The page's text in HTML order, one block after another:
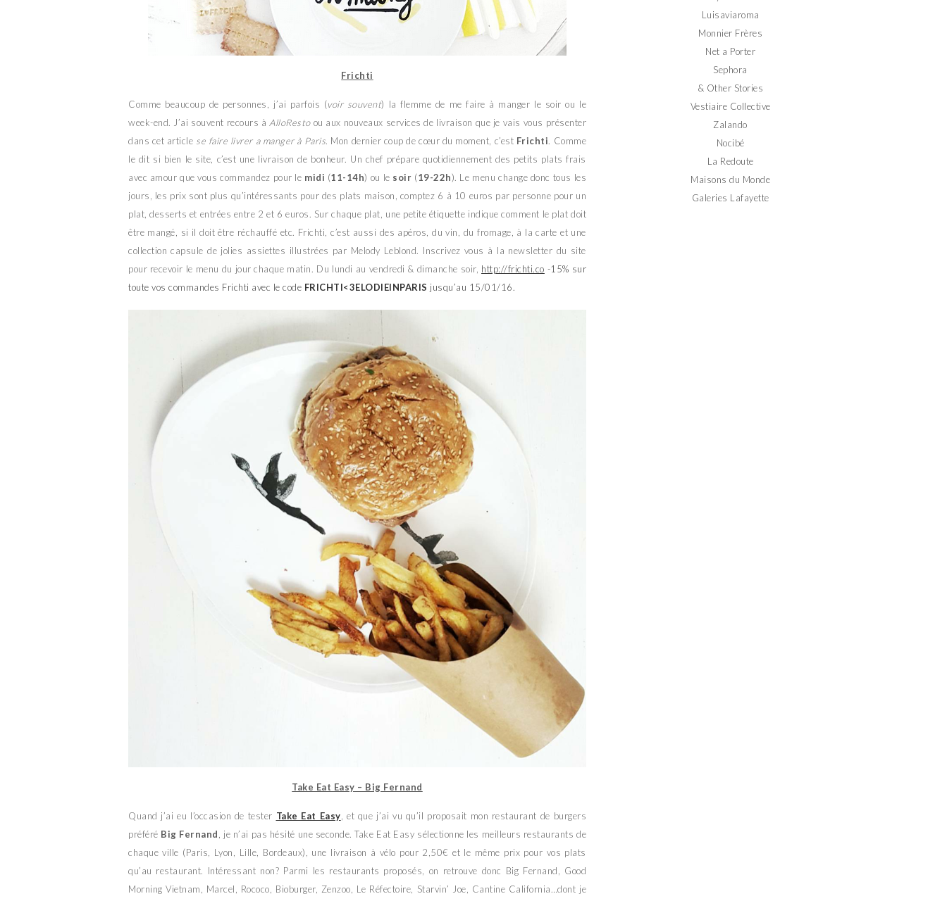
Frichti
Comme beaucoup de personnes, j’ai parfois (voir souvent) la flemme de me faire à manger le soir ou le
week-end. J’ai souvent recours à AlloRestoou aux nouveaux services de livraison que je vais vous présenter
dans cet article se faire livrer a manger à Paris. Mon dernier coup de cœur du moment, c’est Frichti. Comme
le dit si bien le site, c’est une livraison de bonheur. Un chef prépare quotidiennement des petits plats frais
avec amour que vous commandez pour le midi (11-14h) ou le soir (19-22h). Le menu change donc tous les
jours, les prix sont plus qu’intéressants pour des plats maison, comptez 6 à 10 euros par personne pour un
plat, desserts et entrées entre 2 et 6 euros. Sur chaque plat, une petite étiquette indique comment le plat doit
être mangé, si il doit être réchauffé etc. Frichti, c’est aussi des apéros, du vin, du fromage, à la carte et une
collection capsule de jolies assiettes illustrées par Melody Leblond. Inscrivez vous à la newsletter du site
pour recevoir le menu du jour chaque matin. Du lundi au vendredi & dimanche soir, http://frichti.co -15% sur
toute vos commandes Frichti avec le code FRICHTI<3ELODIEINPARIS jusqu’au 15/01/16.
Take Eat Easy – Big Fernand
Quand j’ai eu l’occasion de tester Take Eat Easy , et que j’ai vu qu’il proposait mon restaurant de burgers
préféré Big Fernand
, je n’ai pas hésité une seconde. Take Eat Easy sélectionne les meilleurs restaurants de
chaque ville (Paris, Lyon, Lille, Bordeaux), une livraison à vélo pour 2,50€ et le même prix pour vos plats
qu’au restaurant. Intéressant non? Parmi les restaurants proposés, on retrouve donc Big Fernand, Good
Morning Vietnam, Marcel, Rococo, Bioburger, Zenzoo, Le Réfectoire, Starvin’ Joe, Cantine California…dont je
Luisaviaroma
Monnier Frères
Net a Porter
Sephora
& Other Stories
Vestiaire Collective
Zalando
Nocibé
La Redoute
Maisons du Monde
Galeries Lafayette